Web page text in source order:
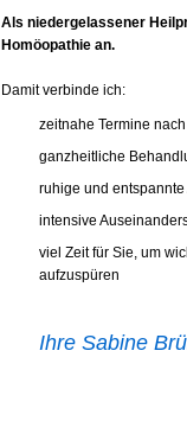
Als niedergelassener
Homöopathie an.
Damit verbinde ich:
zeitnahe Termine
ganzheitliche
ruhige und entspannte
intensive
viel Zeit für Sie, um
aufzuspüren
Ihre Sabine